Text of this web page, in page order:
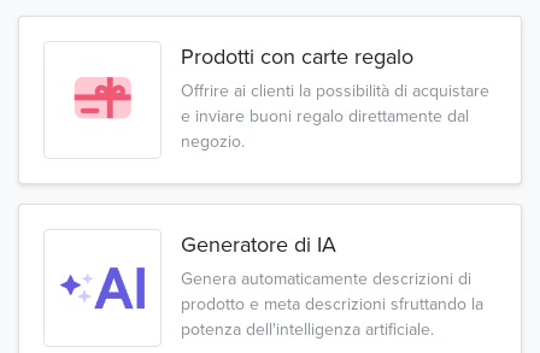
Prodotti con carte regalo
Offrire ai clienti la possibilità di acquistare
e inviare buoni regalo direttamente dal
negozio.
Generatore di IA
Genera automaticamente descrizioni di
prodotto e meta descrizioni sfruttando la
potenza dell'intelligenza artificiale.